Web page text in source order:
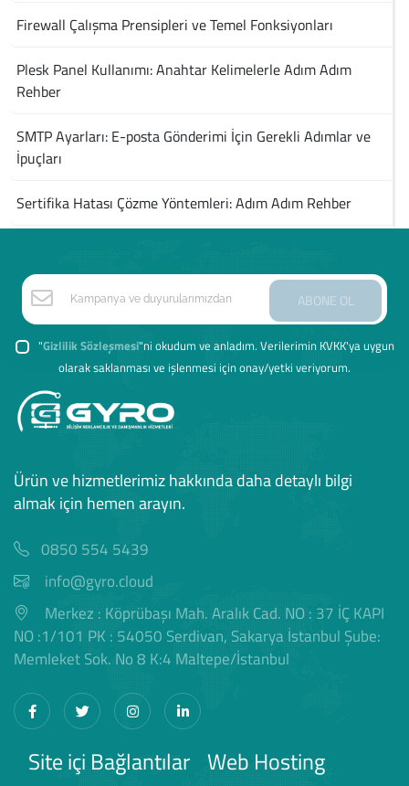
Firewall Çalışma Prensipleri ve Temel Fonksiyonları
Plesk Panel Kullanımı: Anahtar Kelimelerle Adım Adım
Rehber
SMTP Ayarları: E-posta Gönderimi İçin Gerekli Adımlar ve
İpuçları
Sertifika Hatası Çözme Yöntemleri: Adım Adım Rehber
ABONE OL
"Gizlilik Sözleşmesi"ni okudum ve anladım. Verilerimin KVKK'ya uygun
olarak saklanması ve işlenmesi için onay/yetki veriyorum.
Ürün ve hizmetlerimiz hakkında daha detaylı bilgi
almak için hemen arayın.
0850 554 5439
info@gyro.cloud
Merkez : Köprübaşı Mah. Aralık Cad. NO : 37 İÇ KAPI
NO :1/101 PK : 54050 Serdivan, Sakarya İstanbul Şube:
Memleket Sok. No 8 K:4 Maltepe/İstanbul
Site içi Bağlantılar Web Hosting